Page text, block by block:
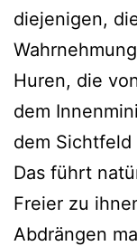
diejenigen,
Huren, die
dem
dem
Das führt
Freier zu
Abdrängen